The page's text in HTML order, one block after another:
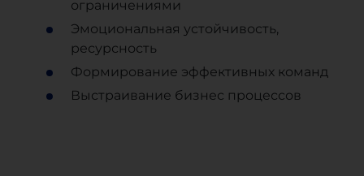
ограничениями
Эмоциональная устойчивость,
ресурсность
Формирование эффективных команд
Выстраивание бизнес процессов